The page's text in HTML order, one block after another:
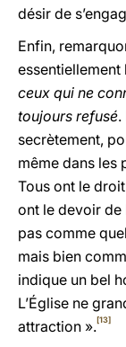
désir de
Enfin,
essentiellement
ceux qui ne
toujours refusé.
secrètement,
même dans les
Tous ont le
ont le devoir de
pas comme
mais bien
indique un bel
L’Église ne
attraction ».[13]